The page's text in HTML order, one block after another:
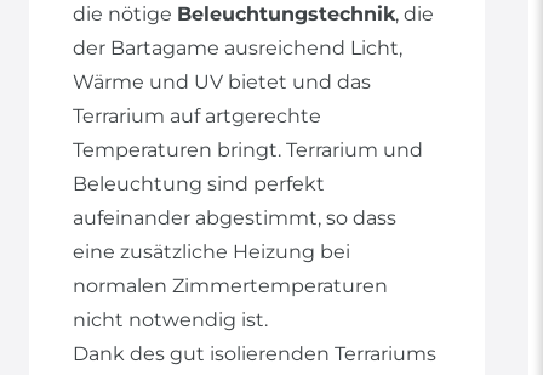
die nötige Beleuchtungstechnik, die
der Bartagame ausreichend Licht,
Wärme und UV bietet und das
Terrarium auf artgerechte
Temperaturen bringt. Terrarium und
Beleuchtung sind perfekt
aufeinander abgestimmt, so dass
eine zusätzliche Heizung bei
normalen Zimmertemperaturen
nicht notwendig ist.
Dank des gut isolierenden Terrariums